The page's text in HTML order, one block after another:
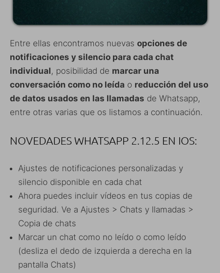
Entre ellas encontramos nuevas opciones de
notificaciones y silencio para cada chat
individual, posibilidad de marcar una
conversación como no leída o reducción del uso
de datos usados en las llamadas de Whatsapp,
entre otras varias que os listamos a continuación.
NOVEDADES WHATSAPP 2.12.5 EN IOS:
Ajustes de notificaciones personalizadas y
silencio disponible en cada chat
Ahora puedes incluir vídeos en tus copias de
seguridad. Ve a Ajustes > Chats y llamadas >
Copia de chats
Marcar un chat como no leído o como leído
(desliza el dedo de izquierda a derecha en la
pantalla Chats)